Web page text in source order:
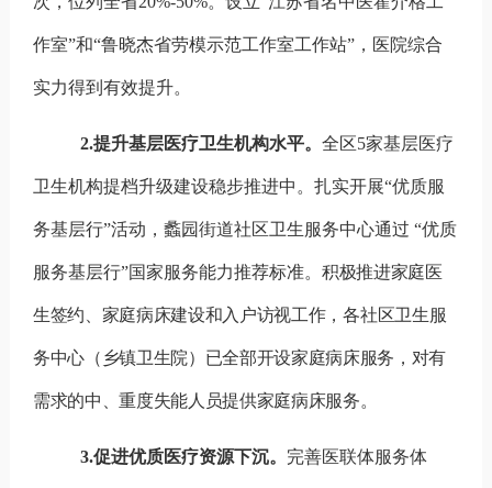
作室”和“鲁晓杰省劳模示范工作室工作站”，医院综合
实力得到有效提升。
2.提升基层医疗卫生机构水平。 全区5家基层医疗
卫生机构提档升级建设稳步推进中。扎实开展“优质服
务基层行”活动，蠡园街道社区卫生服务中心通过 “优质
服务基层行”国家服务能力推荐标准。 积极推进家庭医
生签约、家庭病床建设和入户访视工作，各社区卫生服
务中心（乡镇卫生院）已全部开设家庭病床服务，对有
需求的中、重度失能人员提供家庭病床服务。
3.促进优质医疗资源下沉。 ‌完善医联体服务体